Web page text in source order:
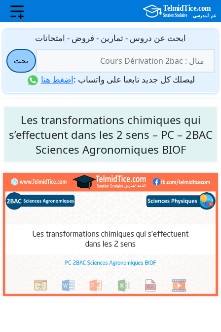
انتقل
المحتوى
ابحث عن دروس - تمارين - فروض - امتحانات
عن:
بحث
ليصلك كل جديد تابعنا على واتساب :اضغط هنا
Les transformations chimiques qui
s’effectuent dans les 2 sens – PC – 2BAC
Sciences Agronomiques BIOF